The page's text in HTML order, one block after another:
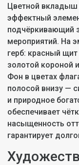
Цветной вкладыш
эффектный
подчёркивающий
мероприятий. На
герб: красный
золотой короной
Фон в цветах
полосой внизу —
и природное
обеспечивает
насыщенность
гарантирует